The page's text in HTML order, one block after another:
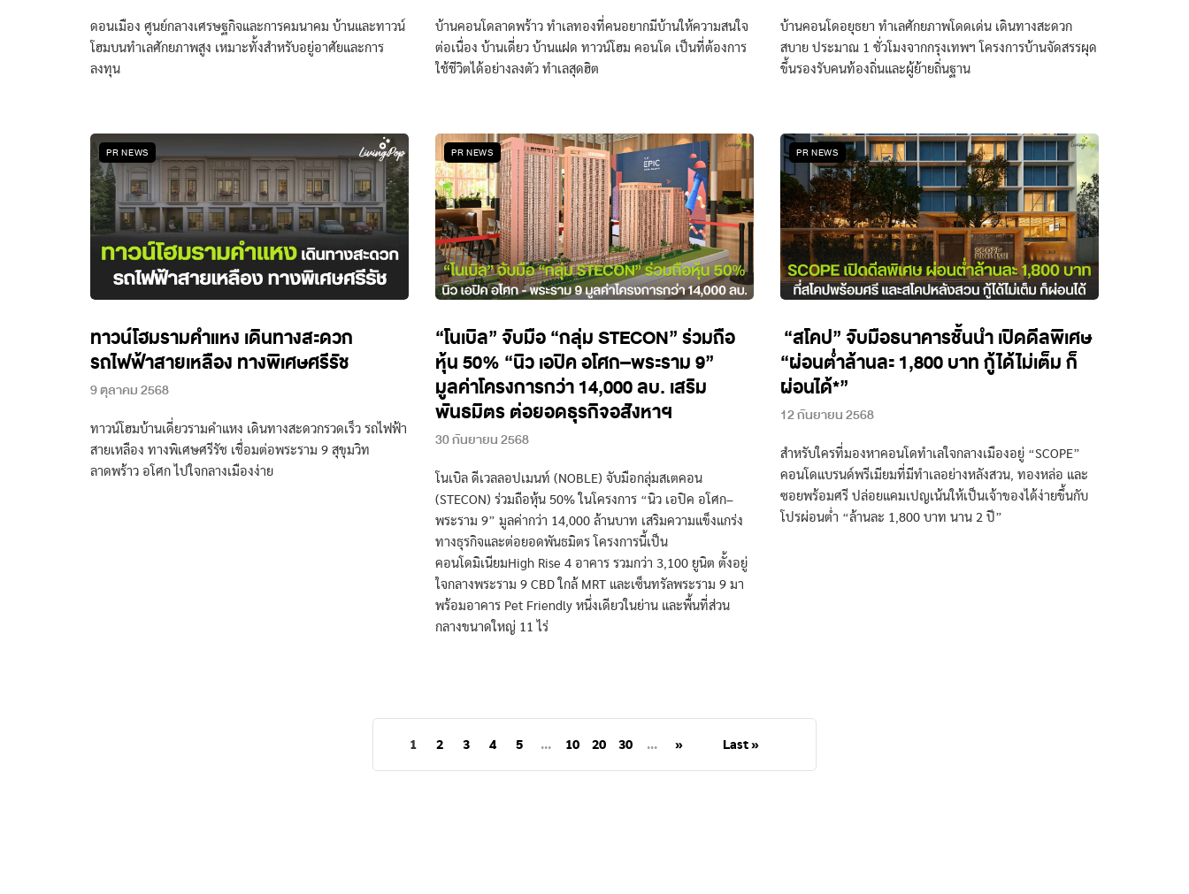
ดอนเมือง ศูนย์กลางเศรษฐกิจและการคมนาคม บ้านและทาวน์
โฮมบนทำเลศักยภาพสูง เหมาะทั้งสำหรับอยู่อาศัยและการ
ลงทุน
บ้านคอนโดลาดพร้าว ทำเลทองที่คนอยากมีบ้านให้ความสนใจ
ต่อเนื่อง บ้านเดี่ยว บ้านแฝด ทาวน์โฮม คอนโด เป็นที่ต้องการ
ใช้ชีวิตได้อย่างลงตัว ทำเลสุดฮิต
บ้านคอนโดอยุธยา ทำเลศักยภาพโดดเด่น เดินทางสะดวก
สบาย ประมาณ 1 ชั่วโมงจากกรุงเทพฯ โครงการบ้านจัดสรรผุด
ขึ้นรองรับคนท้องถิ่นและผู้ย้ายถิ่นฐาน
PR NEWS
ทาวน์โฮมรามคำแหง เดินทางสะดวก
รถไฟฟ้าสายเหลือง ทางพิเศษศรีรัช
9 ตุลาคม 2568
ทาวน์โฮมบ้านเดี่ยวรามคำแหง เดินทางสะดวกรวดเร็ว รถไฟฟ้า
สายเหลือง ทางพิเศษศรีรัช เชื่อมต่อพระราม 9 สุขุมวิท
ลาดพร้าว อโศก ไปใจกลางเมืองง่าย
PR NEWS
“โนเบิล” จับมือ “กลุ่ม STECON” ร่วมถือ
หุ้น 50% “นิว เอปิค อโศก–พระราม 9”
มูลค่าโครงการกว่า 14,000 ลบ. เสริม
พันธมิตร ต่อยอดธุรกิจอสังหาฯ
30 กันยายน 2568
โนเบิล ดีเวลลอปเมนท์ (NOBLE) จับมือกลุ่มสเตคอน
(STECON) ร่วมถือหุ้น 50% ในโครงการ “นิว เอปิค อโศก–
พระราม 9” มูลค่ากว่า 14,000 ล้านบาท เสริมความแข็งแกร่ง
ทางธุรกิจและต่อยอดพันธมิตร โครงการนี้เป็น
คอนโดมิเนียมHigh Rise 4 อาคาร รวมกว่า 3,100 ยูนิต ตั้งอยู่
ใจกลางพระราม 9 CBD ใกล้ MRT และเซ็นทรัลพระราม 9 มา
พร้อมอาคาร Pet Friendly หนึ่งเดียวในย่าน และพื้นที่ส่วน
กลางขนาดใหญ่ 11 ไร่
PR NEWS
“สโคป” จับมือธนาคารชั้นนำ เปิดดีลพิเศษ
“ผ่อนต่ำล้านละ 1,800 บาท กู้ได้ไม่เต็ม ก็
ผ่อนได้*”
12 กันยายน 2568
สำหรับใครที่มองหาคอนโดทำเลใจกลางเมืองอยู่ “SCOPE”
คอนโดแบรนด์พรีเมียมที่มีทำเลอย่างหลังสวน, ทองหล่อ และ
ซอยพร้อมศรี ปล่อยแคมเปญเน้นให้เป็นเจ้าของได้ง่ายขึ้นกับ
โปรผ่อนต่ำ “ล้านละ 1,800 บาท นาน 2 ปี”
1 2 3 4 5 ... 10 20 30 ... » Last »